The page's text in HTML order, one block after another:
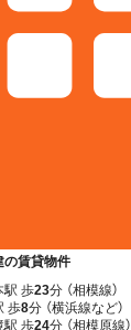
の賃貸物件
駅 歩23分 （相模線）
歩8分 （横浜線など）
駅 歩24分 （相模原線）